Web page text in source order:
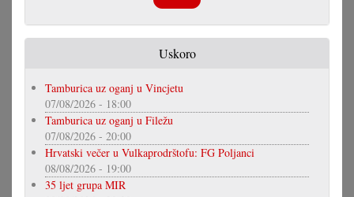
Uskoro
Tamburica uz oganj u Vincjetu
07/08/2026 - 18:00
Tamburica uz oganj u Filežu
07/08/2026 - 20:00
Hrvatski večer u Vulkaprodrštofu: FG Poljanci
08/08/2026 - 19:00
35 ljet grupa MIR